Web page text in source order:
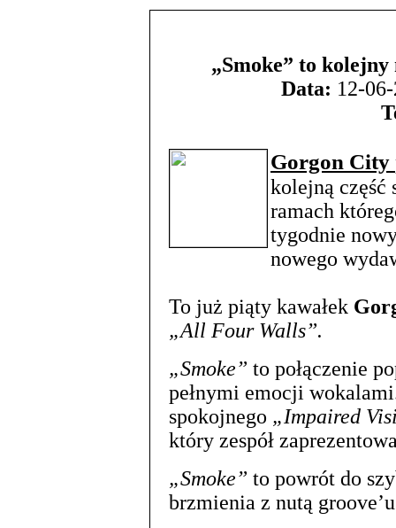
„Smoke” to
Data: 12-
Gorgon City
kolejną część
ramach
tygodnie
nowego
To już piąty kawałek
„All Four Walls”.
„Smoke” to połączenie
pełnymi emocji
spokojnego „Impaired
który zespół
„Smoke” to powrót do
brzmienia z nutą